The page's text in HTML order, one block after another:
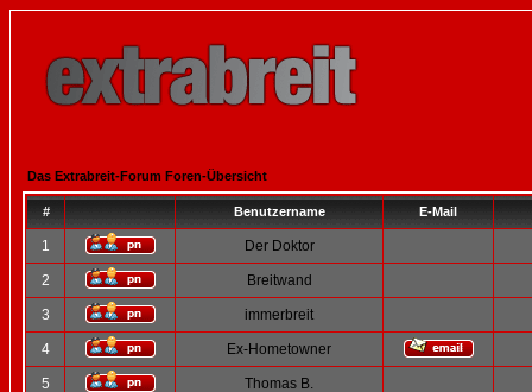
Das Extrabreit-Forum Foren-Übersicht
# Benutzername E-Mail
1 Der Doktor
2 Breitwand
3 immerbreit
4 Ex-Hometowner
5 Thomas B.